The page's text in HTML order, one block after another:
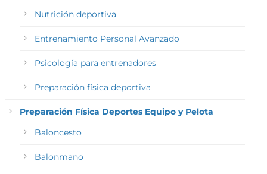
Nutrición deportiva
Entrenamiento Personal Avanzado
Psicología para entrenadores
Preparación física deportiva
Preparación Física Deportes Equipo y Pelota
Baloncesto
Balonmano